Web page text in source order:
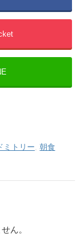
ミトリー, 朝食
ん。